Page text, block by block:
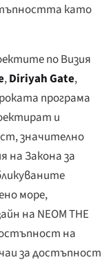
като
по Визия
,Diriyah Gate,
програма
и
значително
на Закона за
море,
на NEOM THE
на
за достъпност